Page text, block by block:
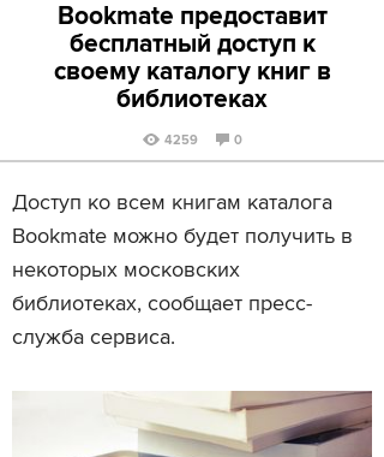
Bookmate предоставит
бесплатный доступ к
своему каталогу книг в
библиотеках
4259 0
Доступ ко всем книгам каталога
Bookmate можно будет получить в
некоторых московских
библиотеках, сообщает пресс-
служба сервиса.